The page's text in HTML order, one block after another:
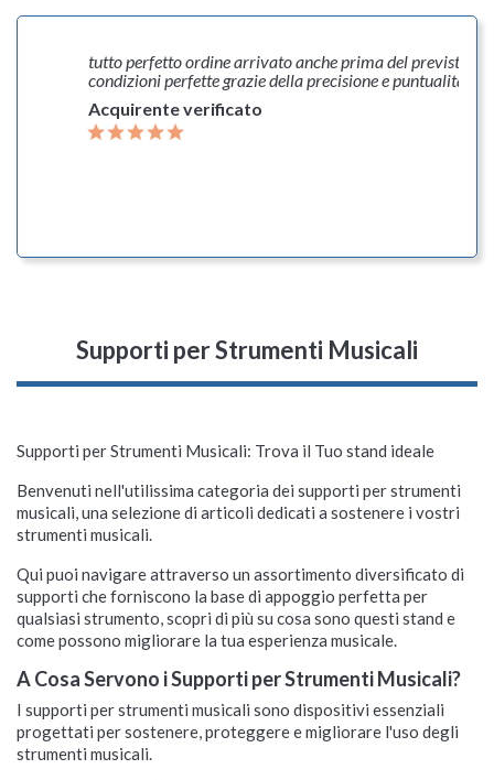
tutto perfetto ordine arrivato anche prima del previsto
condizioni perfette grazie della precisione e puntualità
Acquirente verificato
Supporti per Strumenti Musicali
Supporti per Strumenti Musicali: Trova il Tuo stand ideale
Benvenuti nell'utilissima categoria dei supporti per strumenti
musicali, una selezione di articoli dedicati a sostenere i vostri
strumenti musicali.
Qui puoi navigare attraverso un assortimento diversificato di
supporti che forniscono la base di appoggio perfetta per
qualsiasi strumento, scopri di più su cosa sono questi stand e
come possono migliorare la tua esperienza musicale.
A Cosa Servono i Supporti per Strumenti Musicali?
I supporti per strumenti musicali sono dispositivi essenziali
progettati per sostenere, proteggere e migliorare l'uso degli
strumenti musicali.